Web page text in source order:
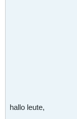
hallo leute,